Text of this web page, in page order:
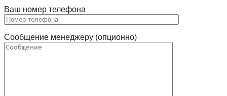
Ваш номер телефона
Сообщение менеджеру (опционно)